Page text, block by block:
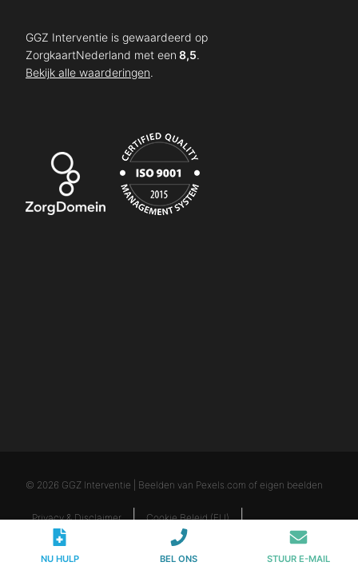
GGZ Interventie is gewaardeerd op
ZorgkaartNederland met een 8,5.
Bekijk alle waarderingen.
© 2026 GGZ Interventie | Beelden van Pexels.com of eigen beelden
Privacy & Disclaimer
Cookie Beleid (EU)
Klachtenprocedure
Vacatures
NU HULP BEL ONS STUUR E-MAIL